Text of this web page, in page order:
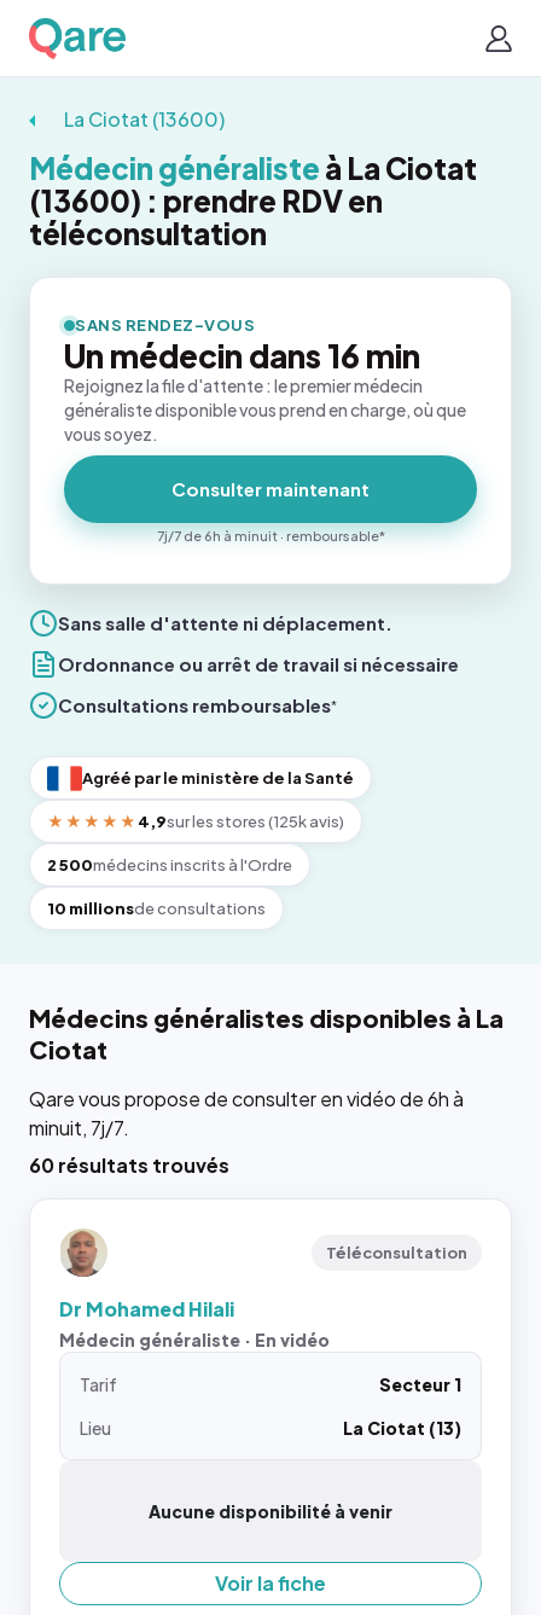
La Ciotat (13600)
Médecin généraliste à La Ciotat
(13600) : prendre RDV en
téléconsultation
Sans salle d'attente ni déplacement.
Ordonnance ou arrêt de travail si nécessaire
Consultations remboursables*
Agréé par le ministère de la Santé
★★★★★ 4,9sur les stores (125k avis)
2 500médecins inscrits à l'Ordre
10 millionsde consultations
SANS RENDEZ-VOUS
Un médecin dans 16 min
Rejoignez la file d'attente : le premier médecin
généraliste disponible vous prend en charge, où que
vous soyez.
Consulter maintenant
7j/7 de 6h à minuit · remboursable*
Médecins généralistes disponibles à La
Ciotat
Qare vous propose de consulter en vidéo de 6h à
minuit, 7j/7.
60 résultats trouvés
Téléconsultation
Dr Mohamed Hilali
Médecin généraliste · En vidéo
Tarif
Secteur 1
Lieu
La Ciotat (13)
Aucune disponibilité à venir
Voir la fiche